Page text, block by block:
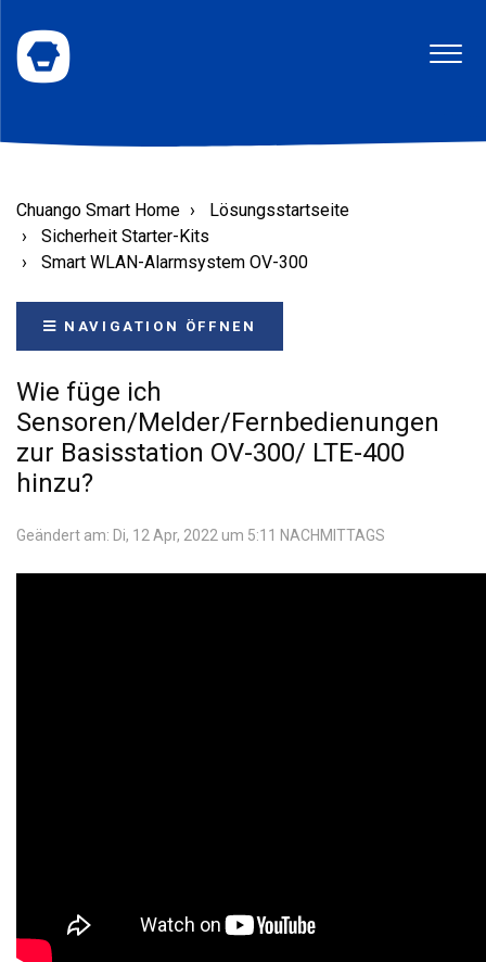
Chuango Smart Home
Lösungsstartseite
Sicherheit Starter-Kits
Smart WLAN-Alarmsystem OV-300
NAVIGATION ÖFFNEN
Wie füge ich
Sensoren/Melder/Fernbedienungen
zur Basisstation OV-300/ LTE-400
hinzu?
Geändert am: Di, 12 Apr, 2022 um 5:11 NACHMITTAGS